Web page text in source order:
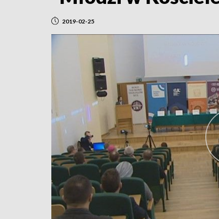
2019-02-25